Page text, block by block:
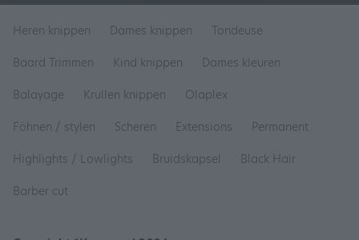
Heren knippen Dames knippen
Tondeuse
Baard Trimmen
Kind knippen
Dames kleuren
Balayage
Krullen knippen
Olaplex
Föhnen / stylen
Scheren Extensions
Permanent
Highlights / Lowlights
Bruidskapsel
Black Hair
Barber cut